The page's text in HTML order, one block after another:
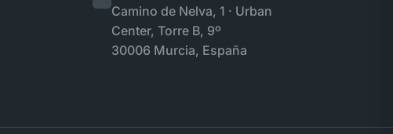
Camino de Nelva, 1 · Urban
Center, Torre B, 9º
30006 Murcia, España